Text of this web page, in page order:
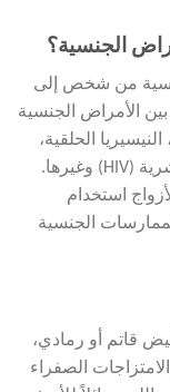
الجنسية؟
من شخص إلى
الأمراض الجنسية
الحلقية،
الهربس التناسلي، فيروس نقص المناعة البشرية (HIV) وغيرها.
استخدام
الجنسية
قاتم أو رمادي،
الصفراء